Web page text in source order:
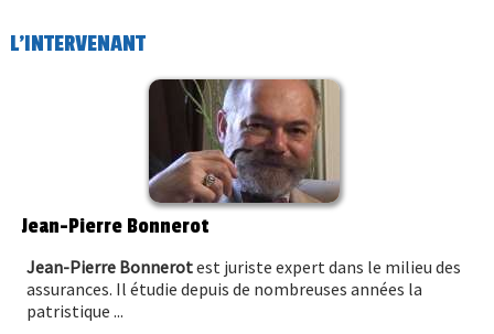
L'INTERVENANT
Jean-Pierre Bonnerot
Jean-Pierre Bonnerotest juriste expert dans le milieu des
assurances. Il étudie depuis de nombreuses années la
patristique ...